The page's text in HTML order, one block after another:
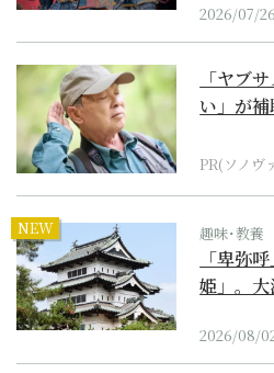
2026/07/26
「ヤブ
い」が
PR(ソノヴ
NEW 趣味･教養
「卑弥
姫」。
2026/08/